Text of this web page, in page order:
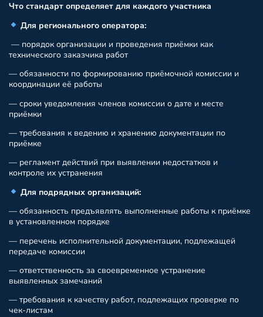
Что стандарт определяет для каждого участника
Для регионального оператора:
— порядок организации и проведения приёмки как
технического заказчика работ
— обязанности по формированию приёмочной комиссии и
координации её работы
— сроки уведомления членов комиссии о дате и месте
приёмки
— требования к ведению и хранению документации по
приёмке
— регламент действий при выявлении недостатков и
контроле их устранения
Для подрядных организаций:
— обязанность предъявлять выполненные работы к приёмке
в установленном порядке
— перечень исполнительной документации, подлежащей
передаче комиссии
— ответственность за своевременное устранение
выявленных замечаний
— требования к качеству работ, подлежащих проверке по
чек-листам